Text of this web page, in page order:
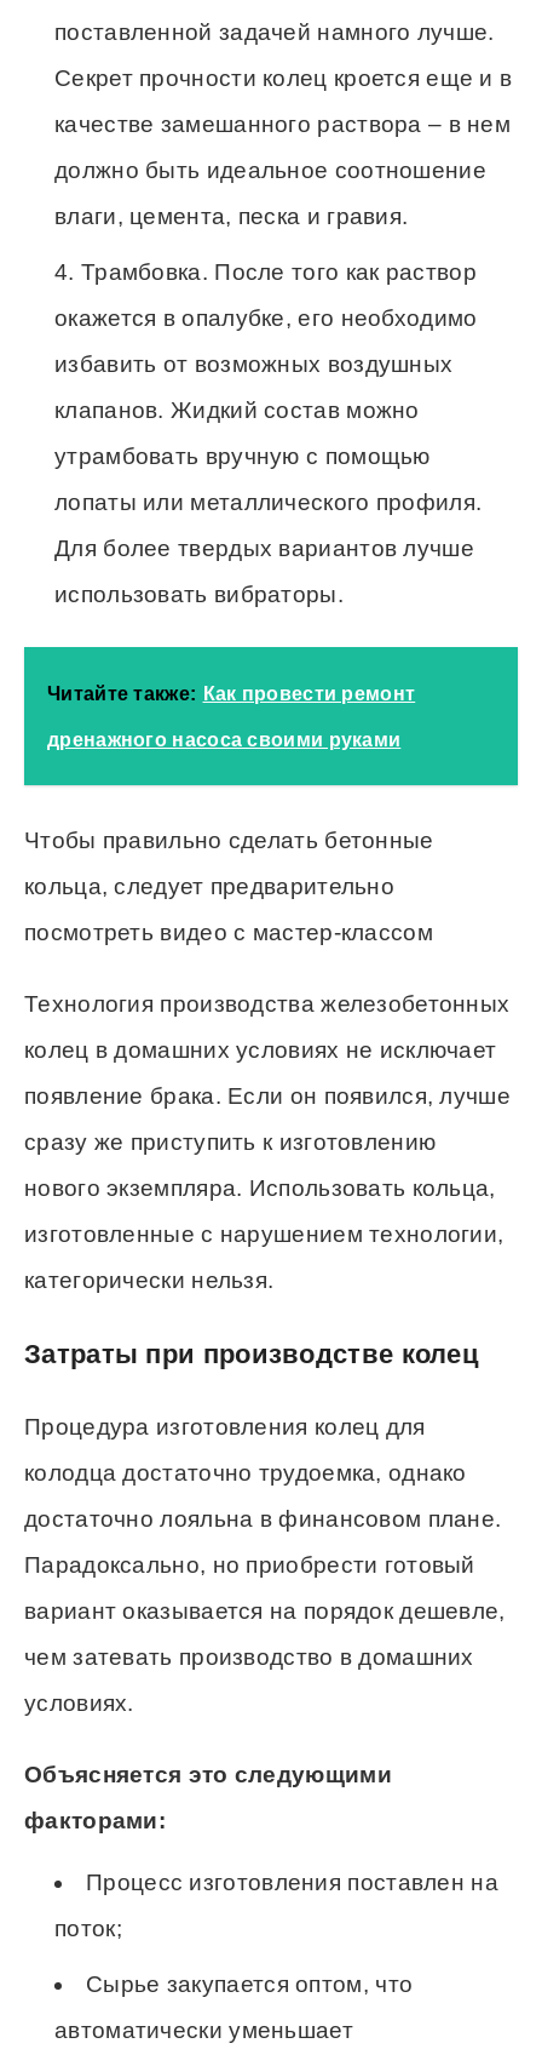
поставленной задачей намного лучше.
Секрет прочности колец кроется еще и в
качестве замешанного раствора – в нем
должно быть идеальное соотношение
влаги, цемента, песка и гравия.
Трамбовка. После того как раствор
окажется в опалубке, его необходимо
избавить от возможных воздушных
клапанов. Жидкий состав можно
утрамбовать вручную с помощью
лопаты или металлического профиля.
Для более твердых вариантов лучше
использовать вибраторы.
Читайте также: Как провести ремонт
дренажного насоса своими руками
Чтобы правильно сделать бетонные
кольца, следует предварительно
посмотреть видео с мастер-классом
Технология производства железобетонных
колец в домашних условиях не исключает
появление брака. Если он появился, лучше
сразу же приступить к изготовлению
нового экземпляра. Использовать кольца,
изготовленные с нарушением технологии,
категорически нельзя.
Затраты при производстве колец
Процедура изготовления колец для
колодца достаточно трудоемка, однако
достаточно лояльна в финансовом плане.
Парадоксально, но приобрести готовый
вариант оказывается на порядок дешевле,
чем затевать производство в домашних
условиях.
Объясняется это следующими
факторами:
Процесс изготовления поставлен на
поток;
Сырье закупается оптом, что
автоматически уменьшает